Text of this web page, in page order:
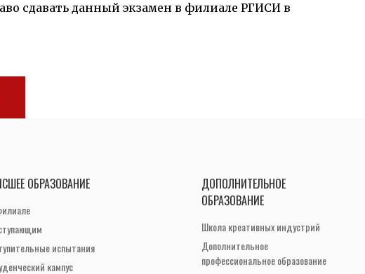
сдавать данный экзамен в филиале РГИСИ в
ОБРАЗОВАНИЕ
испытания
кампус
ДОПОЛНИТЕЛЬНОЕ
ОБРАЗОВАНИЕ
Школа креативных индустрий
Дополнительное
профессиональное образование